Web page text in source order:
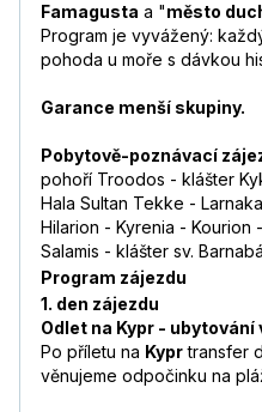
Famagusta a "město
Program je vyvážený:
pohoda u moře s dávkou
Garance menší skupiny.
Pobytově-poznávací
pohoří Troodos - klášter
Hala Sultan Tekke -
Hilarion - Kyrenia - Kourion
Salamis - klášter sv.
Program zájezdu
1. den zájezdu
Odlet na Kypr - ubytování
Po příletu na Kyprtransfer
věnujeme odpočinku na